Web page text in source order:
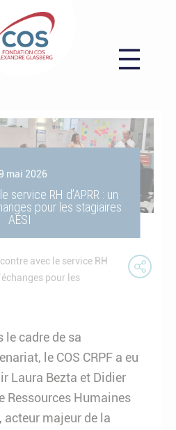
mai 2026
service RH d’APRR : un
pour les stagiaires
AESI
avec le service RH
pour les
le cadre de sa
le COS CRPF a eu
Laura Bezta et Didier
Ressources Humaines
, acteur majeur de la